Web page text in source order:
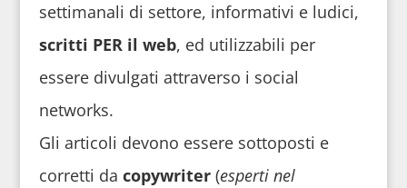
settimanali di settore, informativi e ludici,
scritti PER il web, ed utilizzabili per
essere divulgati attraverso i social
networks.
Gli articoli devono essere sottoposti e
corretti da copywriter (esperti nel